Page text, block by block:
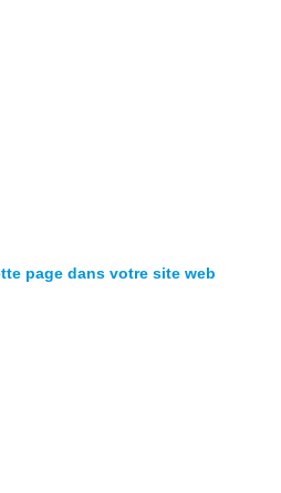
page dans votre site web